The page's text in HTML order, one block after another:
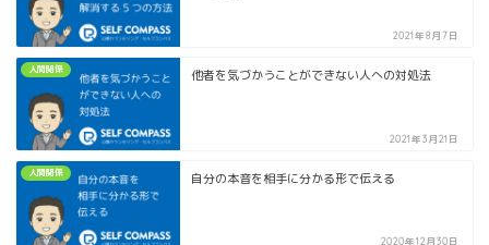
2021年8月7日
人間関係 他者を気づかうことができない人への対処法
2021年3月21日
人間関係 自分の本音を相手に分かる形で伝える
2020年12月30日